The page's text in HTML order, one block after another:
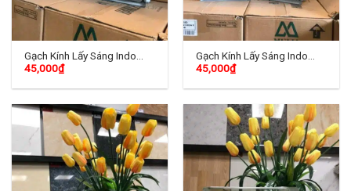
Gạch Kính Lấy Sáng Indo
TD-05
45,000₫
Gạch Kính Lấy Sáng Indo
TD-06
45,000₫